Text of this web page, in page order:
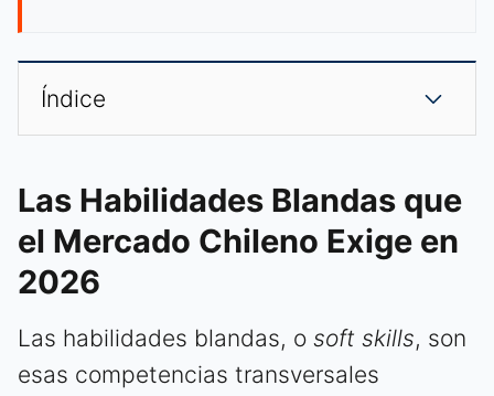
Índice
Las Habilidades Blandas que
el Mercado Chileno Exige en
2026
Las habilidades blandas, o soft skills, son
esas competencias transversales